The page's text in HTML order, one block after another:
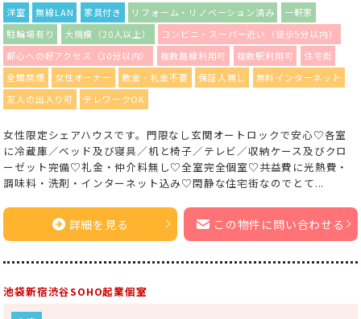
洋室 無線LAN 家具付き リフォーム・リノベーション済み
一軒家
駐輪場有り
大規模（20人以上）
コンビニ・スーパー近い（徒歩5分以内）
都心への好アクセス（30分以内）
複数路線利用可 複数駅利用可
住宅街
全館禁煙
女性オーナー 敷金・礼金不要 保証人無し
無料インターネット
友人の出入り可
テレワークOK
女性限定シェアハウスです。門限なし玄関オートロックで安心♡各室
に冷蔵庫／ベッド及び寝具／机と椅子／テレビ／収納ケース及びクロ
ーゼット完備♡礼金・仲介料無し♡全室完全個室♡共益費に光熱費・
調味料・洗剤・インターネット込み♡閑静な住宅街なのでとて...
詳細を見る この物件に問い合わせる
池袋新宿渋谷SOHO起業個室